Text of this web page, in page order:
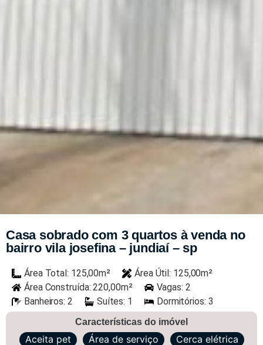
Casa sobrado com 3 quartos à venda no
bairro vila josefina – jundiaí – sp
Área Total: 125,00m²
Área Útil: 125,00m²
Área Construída: 220,00m²
Vagas: 2
Banheiros: 2
Suítes: 1 Dormitórios: 3
Características do imóvel
Aceita pet Área de serviço Cerca elétrica